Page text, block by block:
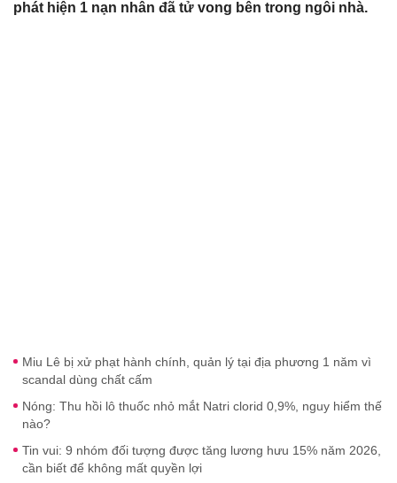
phát hiện 1 nạn nhân đã tử vong bên trong ngôi nhà.
Miu Lê bị xử phạt hành chính, quản lý tại địa phương 1 năm vì
scandal dùng chất cấm
Nóng: Thu hồi lô thuốc nhỏ mắt Natri clorid 0,9%, nguy hiểm thế
nào?
Tin vui: 9 nhóm đối tượng được tăng lương hưu 15% năm 2026,
cần biết để không mất quyền lợi